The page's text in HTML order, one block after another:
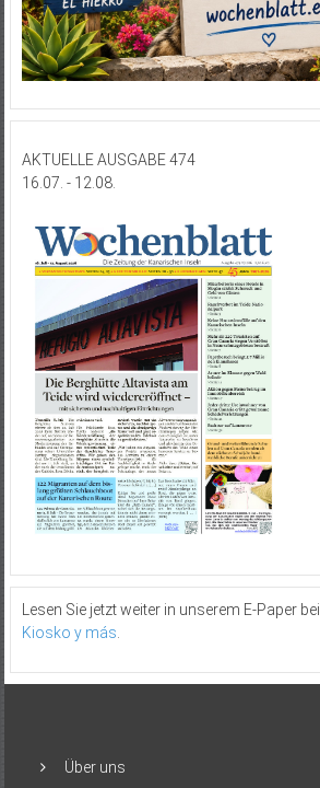
AKTUELLE AUSGABE 474
16.07. - 12.08.
Lesen Sie jetzt weiter in unserem E-Paper bei
Kiosko y más
Über uns